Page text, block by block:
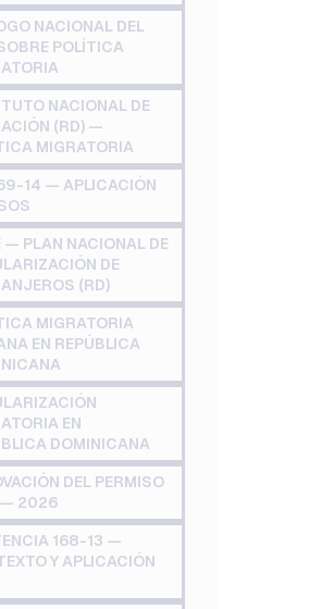
NACIONAL DEL
POLÍTICA
NACIONAL DE
(RD) —
MIGRATORIA
14 — APLICACIÓN
— PLAN NACIONAL DE
DE
(RD)
MIGRATORIA
EN REPÚBLICA
EN
DOMINICANA
DEL PERMISO
— 2026
168-13 —
Y APLICACIÓN